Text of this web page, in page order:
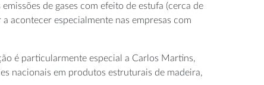
de gases com efeito de estufa (cerca de
acontecer especialmente nas empresas com
é particularmente especial a Carlos Martins,
nacionais em produtos estruturais de madeira,